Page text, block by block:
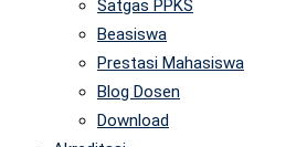
Satgas PPKS
Beasiswa
Prestasi Mahasiswa
Blog Dosen
Download